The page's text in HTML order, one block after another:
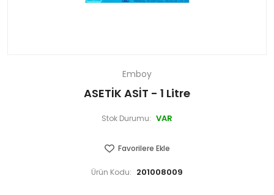
Emboy
ASETİK ASİT - 1 Litre
Stok Durumu: VAR
Favorilere Ekle
Ürün Kodu: 201008009